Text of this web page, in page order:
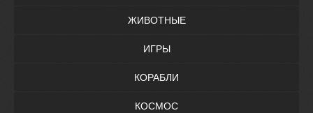
ЖИВОТНЫЕ
ИГРЫ
КОРАБЛИ
КОСМОС